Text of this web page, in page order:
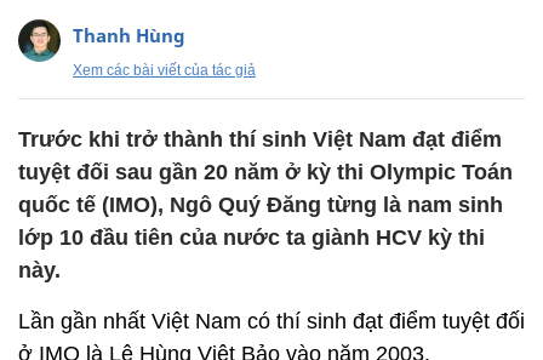
Thanh Hùng
Xem các bài viết của tác giả
Trước khi trở thành thí sinh Việt Nam đạt điểm
tuyệt đối sau gần 20 năm ở kỳ thi Olympic Toán
quốc tế (IMO), Ngô Quý Đăng từng là nam sinh
lớp 10 đầu tiên của nước ta giành HCV kỳ thi
này.
Lần gần nhất Việt Nam có thí sinh đạt điểm tuyệt đối
ở IMO là Lê Hùng Việt Bảo vào năm 2003.